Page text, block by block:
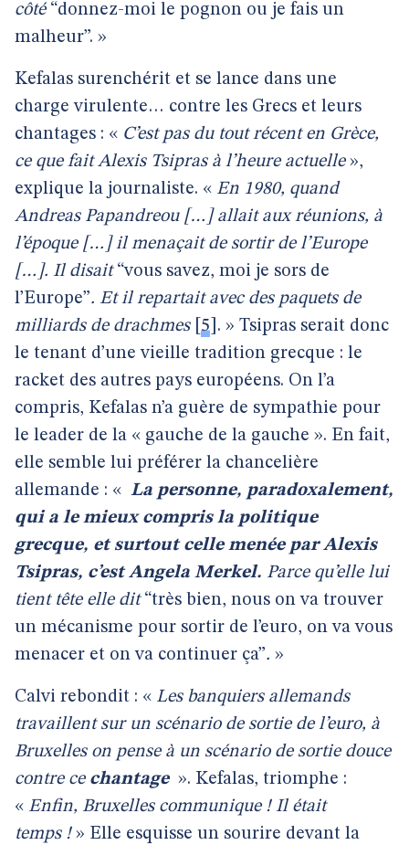
côté“donnez-moi le pognon ou je fais un
malheur”. »
Kefalas surenchérit et se lance dans une
charge virulente… contre les Grecs et leurs
chantages : « C’est pas du tout récent en Grèce,
ce que fait Alexis Tsipras à l’heure actuelle»,
explique la journaliste. « En 1980, quand
Andreas Papandreou […] allait aux réunions, à
l’époque […] il menaçait de sortir de l’Europe
[…]. Il disait “vous savez, moi je sors de
l’Europe”. Et il repartait avec des paquets de
milliards de drachmes[ 5 . » Tsipras serait donc
le tenant d’une vieille tradition grecque : le
racket des autres pays européens. On l’a
compris, Kefalas n’a guère de sympathie pour
le leader de la « gauche de la gauche ». En fait,
elle semble lui préférer la chancelière
allemande : « La personne, paradoxalement,
qui a le mieux compris la politique
grecque, et surtout celle menée par Alexis
Tsipras, c’est Angela Merkel. Parce qu’elle lui
tient tête elle dit “très bien, nous on va trouver
un mécanisme pour sortir de l’euro, on va vous
menacer et on va continuer ça”. »
Calvi rebondit : « Les banquiers allemands
travaillent sur un scénario de sortie de l’euro, à
Bruxelles on pense à un scénario de sortie douce
contre ce chantage ». Kefalas, triomphe :
« Enfin, Bruxelles communique ! Il était
temps !» Elle esquisse un sourire devant la